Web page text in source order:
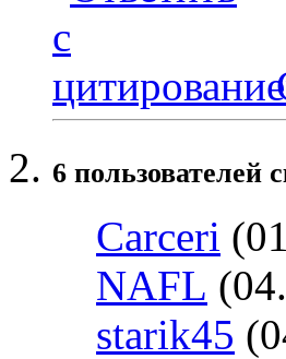
6 пользователей
Carceri
NAFL
starik45